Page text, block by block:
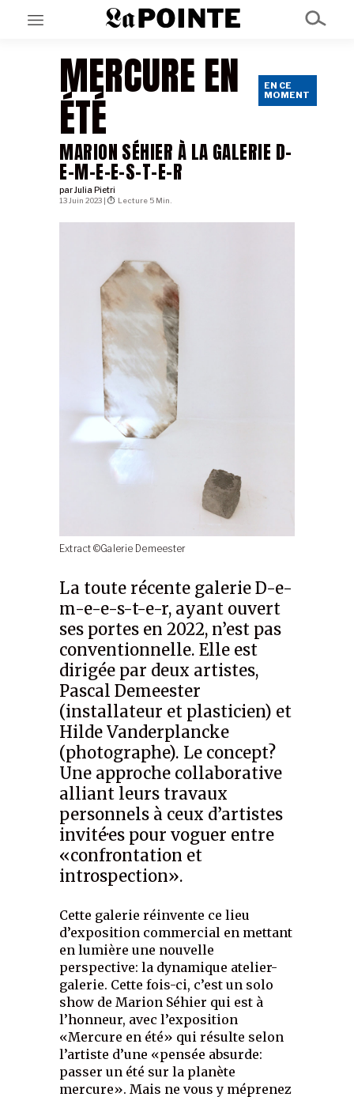
EN CE MOMENT
GRAND ANGLE
AU LARGE
ÉMOIS
EN CHANTIER
SÉRIES
Extract ©Galerie Demeester
MERCURE EN
ÉTÉ
MARION SÉHIER À LA GALERIE D-
E-M-E-E-S-T-E-R
EN CE
MOMENT
parJulia Pietri
La toute récente galerie D-e-
m-e-e-s-t-e-r, ayant ouvert
ses portes en 2022, n’est pas
conventionnelle. Elle est
dirigée par deux artistes,
Pascal Demeester
(installateur et plasticien) et
Hilde Vanderplancke
(photographe). Le concept?
Une approche collaborative
alliant leurs travaux
personnels à ceux d’artistes
invité·es pour voguer entre
«confrontation et
introspection».
13 Juin 2023 | Lecture 5 Min.
Cette galerie réinvente ce lieu
d’exposition commercial en mettant
en lumière une nouvelle
perspective: la dynamique atelier-
galerie. Cette fois-ci, c’est un solo
show de Marion Séhier qui est à
l’honneur, avec l’exposition
«Mercure en été» qui résulte selon
l’artiste d’une «pensée absurde:
passer un été sur la planète
mercure». Mais ne vous y méprenez